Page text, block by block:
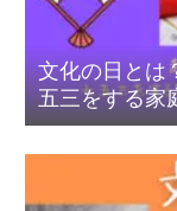
文化の日とは
五三をする家